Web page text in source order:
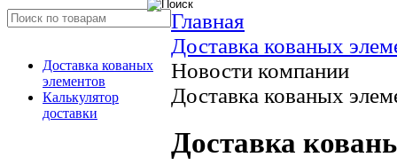
Доставка кованых
элементов
Калькулятор
доставки
Главная
Доставка кованых
Новости компании
Доставка кованых
Доставка